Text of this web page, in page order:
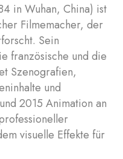
in Wuhan, China) ist
Filmemacher, der
Sein
französische und die
Szenografien,
und
2015 Animation an
visuelle Effekte für